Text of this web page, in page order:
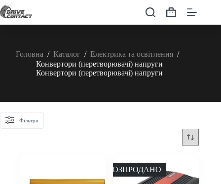
Перейти
до
Кошик
Головна / Каталог / Електрика та освітлення /
Конвертори (перетворювачі) напруги
Конвертори (перетворювачі) напруги
Фільтри
РОЗПРОДАНО